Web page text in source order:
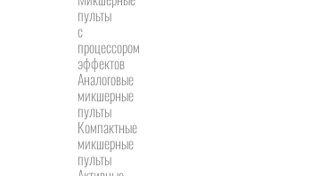
пульты
с
процессором
эффектов
Аналоговые
микшерные
пульты
Компактные
микшерные
пульты